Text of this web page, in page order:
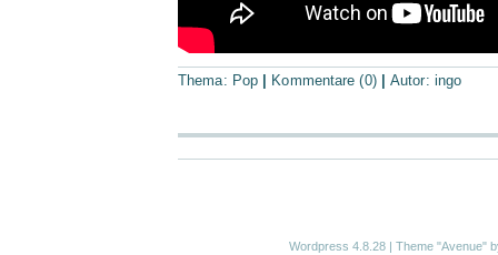
Thema: Pop Kommentare (0)|Autor: ingo
Wordpress 4.8.28 | Theme "Avenue"